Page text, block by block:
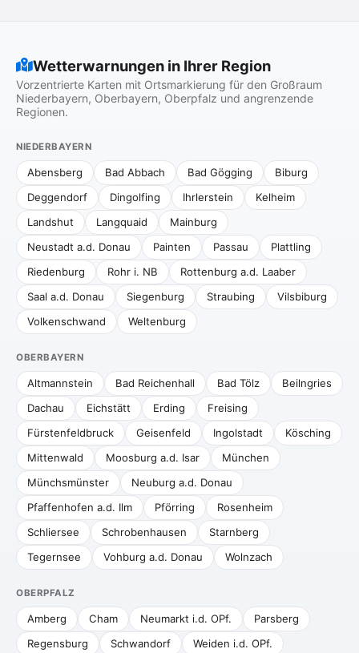
Wetterwarnungen in Ihrer Region
Vorzentrierte Karten mit Ortsmarkierung für den Großraum
Niederbayern, Oberbayern, Oberpfalz und angrenzende
Regionen.
NIEDERBAYERN
Abensberg Bad Abbach Bad Gögging
Biburg
Deggendorf
Dingolfing Ihrlerstein
Kelheim
Landshut
Langquaid
Mainburg
Neustadt a.d. Donau
Painten Passau
Plattling
Riedenburg
Rohr i. NB
Rottenburg a.d. Laaber
Saal a.d. Donau
Siegenburg Straubing
Vilsbiburg
Volkenschwand
Weltenburg
OBERBAYERN
Altmannstein Bad Reichenhall Bad Tölz
Beilngries
Dachau
Eichstätt Erding
Freising
Fürstenfeldbruck
Geisenfeld Ingolstadt
Kösching
Mittenwald
Moosburg a.d. Isar
München
Münchsmünster
Neuburg a.d. Donau
Pfaffenhofen a.d. Ilm
Pförring
Rosenheim
Schliersee
Schrobenhausen
Starnberg
Tegernsee
Vohburg a.d. Donau Wolnzach
OBERPFALZ
Amberg Cham Neumarkt i.d. OPf.
Parsberg
Regensburg
Schwandorf Weiden i.d. OPf.